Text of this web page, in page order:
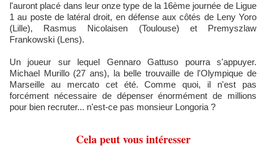
l'auront placé dans leur onze type de la 16ème journée de Ligue
1 au poste de latéral droit, en défense aux côtés de Leny Yoro
(Lille), Rasmus Nicolaisen (Toulouse) et Premyszlaw
Frankowski (Lens).
Un joueur sur lequel Gennaro Gattuso pourra s'appuyer.
Michael Murillo (27 ans), la belle trouvaille de l'Olympique de
Marseille au mercato cet été. Comme quoi, il n'est pas
forcément nécessaire de dépenser énormément de millions
pour bien recruter... n'est-ce pas monsieur Longoria ?
Cela peut vous intéresser